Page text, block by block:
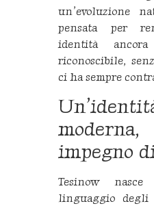
un’evoluzione
pensata per
identità
riconoscibile,
ci ha sempre
impegno
Tesinow
linguaggio